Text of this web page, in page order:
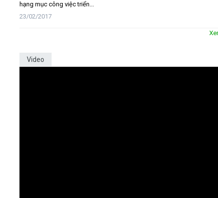
hạng mục công việc triển...
23/02/2017
Video